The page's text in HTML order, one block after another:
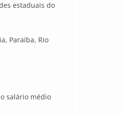
estaduais do
Paraíba, Rio
salário médio